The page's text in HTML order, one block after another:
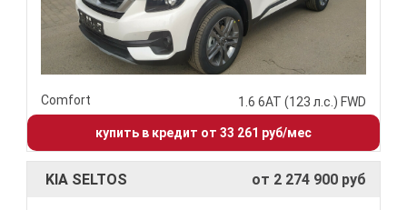
Comfort 1.6 6АТ (123 л.с.) FWD
купить в кредит от 33 261 руб/мес
KIA SELTOS от 2 274 900 руб